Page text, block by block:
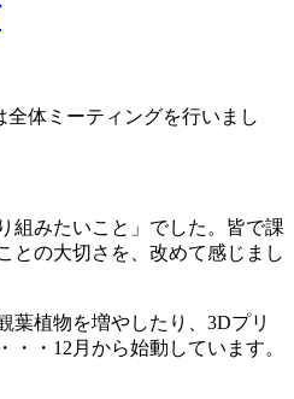
体ミーティングを行いまし
組みたいこと」でした。皆で課
との大切さを、改めて感じまし
葉植物を増やしたり、3Dプリ
・・12月から始動しています。